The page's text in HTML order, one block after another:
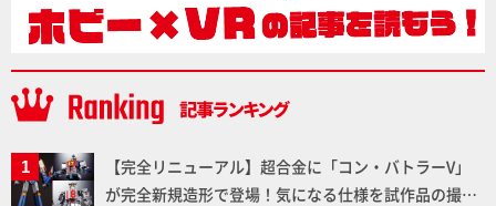
【完全リニューアル】超合金に「コン・バトラーV」
が完全新規造形で登場！気になる仕様を試作品の撮り